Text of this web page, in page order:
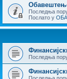
Последња
Послато у
Последња
Последња